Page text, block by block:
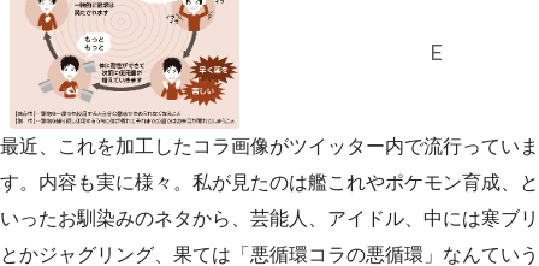
最近、これを加工したコラ画像がツイッター内で流行っていま
す。内容も実に様々。私が見たのは艦これやポケモン育成、と
いったお馴染みのネタから、芸能人、アイドル、中には寒ブリ
とかジャグリング、果ては「悪循環コラの悪循環」なんていう